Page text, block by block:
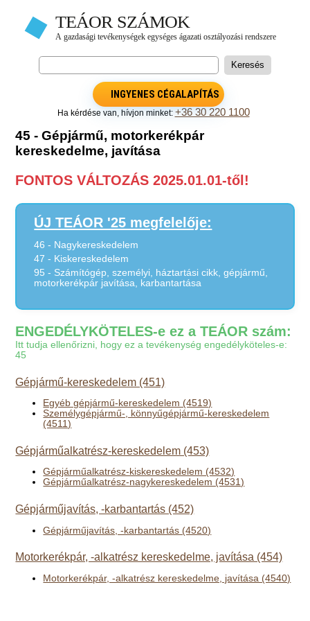
INGYENES CÉGALAPÍTÁS
Ha kérdése van, hívjon minket: +36 30 220 1100
45 - Gépjármű, motorkerékpár
kereskedelme, javítása
FONTOS VÁLTOZÁS 2025.01.01-től!
ÚJ TEÁOR '25 megfelelője:
46 - Nagykereskedelem
47 - Kiskereskedelem
95 - Számítógép, személyi, háztartási cikk, gépjármű,
motorkerékpár javítása, karbantartása
ENGEDÉLYKÖTELES-e ez a TEÁOR szám:
Itt tudja ellenőrizni, hogy ez a tevékenység engedélyköteles-e:
45
Gépjármű-kereskedelem (451)
Egyéb gépjármű-kereskedelem (4519)
Személygépjármű-, könnyűgépjármű-kereskedelem
(4511)
Gépjárműalkatrész-kereskedelem (453)
Gépjárműalkatrész-kiskereskedelem (4532)
Gépjárműalkatrész-nagykereskedelem (4531)
Gépjárműjavítás, -karbantartás (452)
Gépjárműjavítás, -karbantartás (4520)
Motorkerékpár, -alkatrész kereskedelme, javítása (454)
Motorkerékpár, -alkatrész kereskedelme, javítása (4540)